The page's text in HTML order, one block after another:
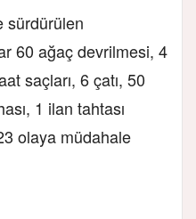
sürdürülen
60 ağaç devrilmesi, 4
saçları, 6 çatı, 50
1 ilan tahtası
olaya müdahale